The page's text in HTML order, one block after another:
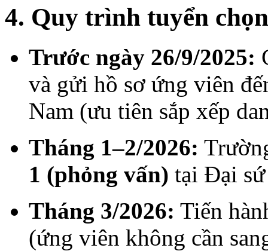
4. Quy trình tuyển chọn
Trước ngày 26/9/2025:
và gửi hồ sơ ứng viên
Nam (ưu tiên sắp xếp
Tháng 1–2/2026:
1 (phỏng vấn) tại Đại
Tháng 3/2026: Tiến
(ứng viên không cần